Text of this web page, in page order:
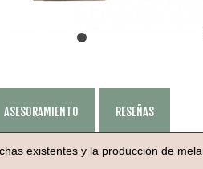
ASESORAMIENTO RESEÑAS
existentes y la producción de